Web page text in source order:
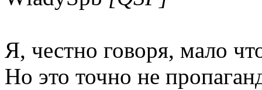
Я, честно говоря, мало
Но это точно не